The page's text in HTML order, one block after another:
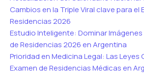
Cambios en la Triple Viral clave para el
Residencias 2026
Estudio Inteligente: Dominar
de Residencias 2026 en Argentina
Prioridad en Medicina Legal: Las Leyes
Examen de Residencias Médicas en